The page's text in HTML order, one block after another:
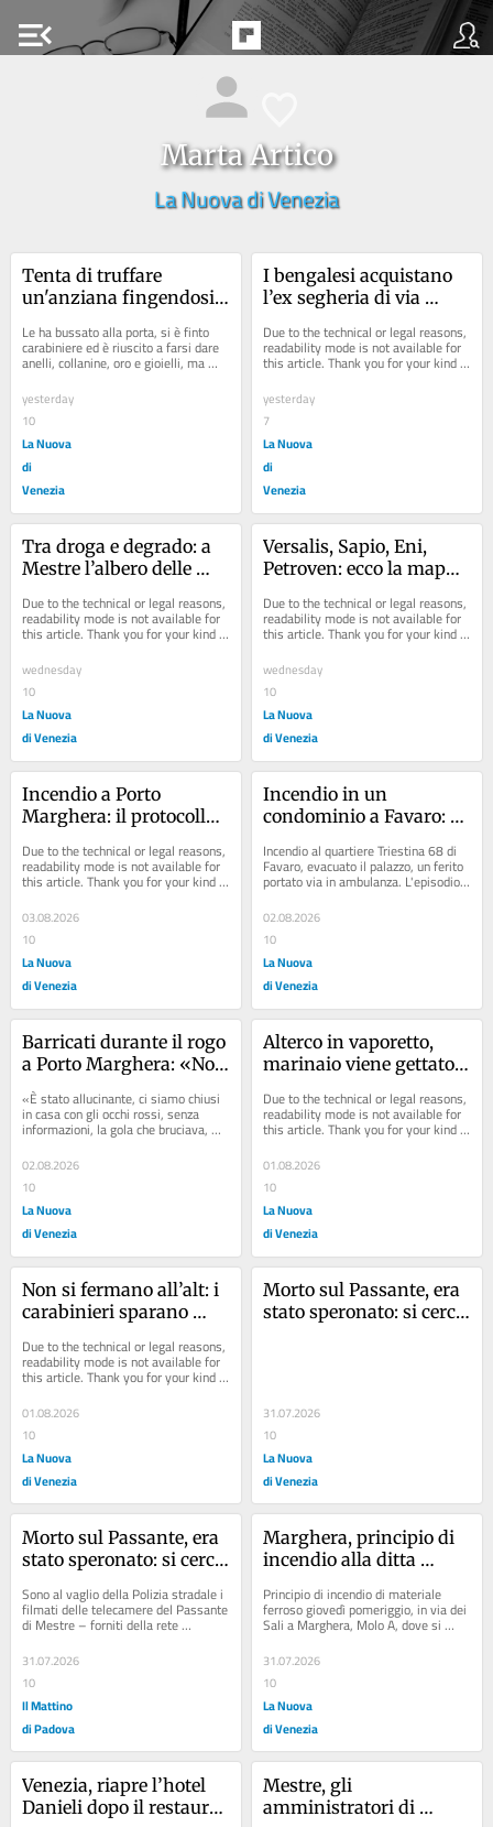
menu_open
Marta Artico
La Nuova di Venezia
Tenta di truffare
un'anziana fingendosi
arrestato
Le ha bussato alla porta, si è finto
carabiniere ed è riuscito a farsi dare
anelli, collanine, oro e gioielli, ma
mentre stava per fuggire,...
yesterday
10
La Nuova
di
Venezia
I bengalesi acquistano
l’ex segheria di via
Due to the technical or legal reasons,
readability mode is not available for
this article. Thank you for your kind
yesterday
7
La Nuova
di
Venezia
Tra droga e degrado: a
Mestre l’albero delle
Due to the technical or legal reasons,
readability mode is not available for
this article. Thank you for your kind
wednesday
10
La Nuova
di Venezia
Versalis, Sapio, Eni,
Petroven: ecco la mappa
pericolosi a Porto
Marghera
Due to the technical or legal reasons,
readability mode is not available for
this article. Thank you for your kind
wednesday
10
La Nuova
di Venezia
Incendio a Porto
Marghera: il protocollo
(e in proroga) e il
mancato allarme
Due to the technical or legal reasons,
readability mode is not available for
this article. Thank you for your kind
03.08.2026
10
La Nuova
di Venezia
Incendio in un
condominio a Favaro:
ambulanza
Incendio al quartiere Triestina 68 di
Favaro, evacuato il palazzo, un ferito
portato via in ambulanza. L'episodio
attorno alle 14.40 di domenica...
02.08.2026
10
La Nuova
di Venezia
Barricati durante il rogo
a Porto Marghera: «Noi,
chiusi in casa con la
gola che bruciava»
«È stato allucinante, ci siamo chiusi
in casa con gli occhi rossi, senza
informazioni, la gola che bruciava,
allo sbaraglio, e nessuno sa
davvero...
02.08.2026
10
La Nuova
di Venezia
Alterco in vaporetto,
marinaio viene gettato
tragedia sfiorata
Due to the technical or legal reasons,
readability mode is not available for
this article. Thank you for your kind
01.08.2026
10
La Nuova
di Venezia
Non si fermano all’alt: i
carabinieri sparano
Due to the technical or legal reasons,
readability mode is not available for
this article. Thank you for your kind
01.08.2026
10
La Nuova
di Venezia
Morto sul Passante, era
stato speronato: si cerca
31.07.2026
10
La Nuova
di Venezia
Morto sul Passante, era
stato speronato: si cerca
Sono al vaglio della Polizia stradale i
filmati delle telecamere del Passante
di Mestre – forniti della rete
31.07.2026
10
Il Mattino
di Padova
Marghera, principio di
incendio alla ditta
Principio di incendio di materiale
ferroso giovedì pomeriggio, in via dei
Sali a Marghera, Molo A, dove si
trova la ditta Multiservice, impresa...
31.07.2026
10
La Nuova
di Venezia
Venezia, riapre l’hotel
Danieli dopo il restauro:
Mestre, gli
amministratori di